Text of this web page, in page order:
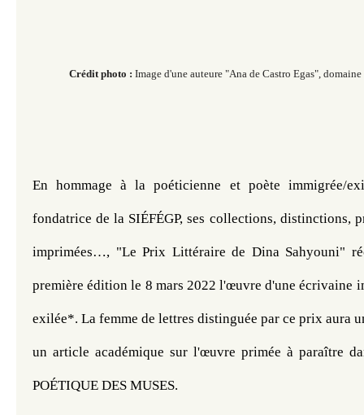
Crédit photo : Image d'une auteure "Ana de Castro Egas",
En hommage à la poéticienne et poète immigrée/
fondatrice de la SIÉFÉGP, ses collections, distinctions,
imprimées…, "Le Prix Littéraire de Dina Sahyouni"
première édition le 8 mars 2022 l'œuvre d'une écrivaine
exilée*. La femme de lettres distinguée par ce prix aura
un article académique sur l'œuvre primée à paraître
POÉTIQUE DES MUSES.